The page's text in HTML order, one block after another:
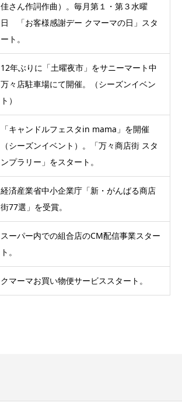
佳さん作詞作曲）。毎月第１・第３水曜
日 「お客様感謝デー クマーマの日」スタ
ート。
12年ぶりに「土曜夜市」をサニーマート中
万々店駐車場にて開催。（シーズンイベン
ト）
「キャンドルフェスタin mama」を開催
（シーズンイベント）。「万々商店街 スタ
ンプラリー」をスタート。
経済産業省中小企業庁「新・がんばる商店
街77選」を受賞。
スーパー内での組合店のCM配信事業スター
ト。
クマーマお買い物便サービススタート。